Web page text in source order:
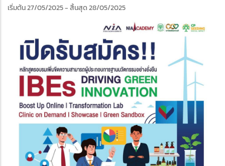
เริ่มต้น 27/05/2025- สิ้นสุด 28/05/2025